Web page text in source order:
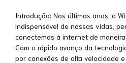
Introdução: Nos últimos anos, o
indispensável de nossas vidas,
conectemos à internet de
Com o rápido avanço da
por conexões de alta velocidade